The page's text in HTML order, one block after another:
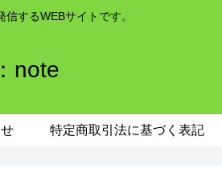
するWEBサイトです。
note
特定商取引法に基づく表記